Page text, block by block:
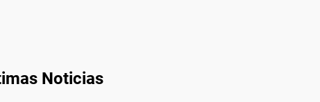
Noticias